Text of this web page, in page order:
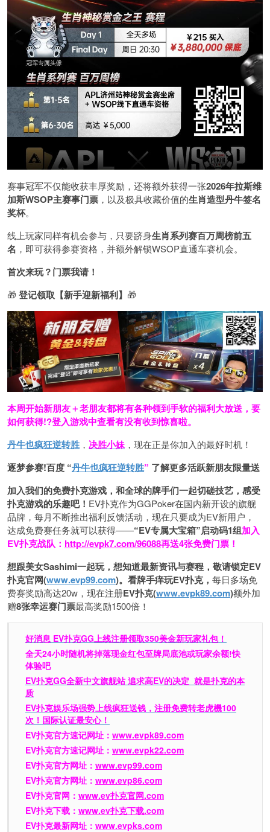
赛事冠军不仅能收获丰厚奖励，还将额外获得一张2026年拉斯维
加斯WSOP主赛事门票 ，以及极具收藏价值的生肖造型丹牛签名
奖杯。
线上玩家同样有机会参与，只要跻身生肖系列赛百万周榜前五
名 ，即可获得参赛资格，并额外解锁WSOP直通车赛机会。
首次来玩？门票我请！
🎁 登记领取【新手迎新福利】 🎁
本周开始新朋友＋老朋友都将有各种领到手软的福利大放送，要
如何获得!?登入游戏中查看有没有收到惊喜啦。
丹牛也疯狂逆转胜 ， 决胜小妹 ，现在正是你加入的最好时机！
逐梦参赛!百度 “丹牛也疯狂逆转胜” 了解更多活跃新朋友限量送
加入我们的免费扑克游戏，和全球的牌手们一起切磋技艺，感受
扑克游戏的乐趣吧！ EV扑克作为GGPoker在国内新开设的旗舰
品牌，每月不断推出福利反馈活动，现在只要成为EV新用户，
达成免费赛任务就可以获得——“EV专属大宝箱”启动码1组加入
EV扑克战队： http://evpk7.com/96088再送4张免费门票！
想跟美女Sashimi一起玩， 想知道最新资讯与赛程， 敬请锁定EV
扑克官网(www.evp99.com)。 看牌手痒玩EV扑克， 每日多场免
费赛奖励高达20w，现在注册EV扑克(www.evpk89.com)额外加
赠8张幸运赛门票最高奖励1500倍！
好消息 EV扑克GG上线注册领取350美金新玩家礼包！
全天24小时随机将掉落现金红包至牌局底池或玩家余额!快
体验吧
EV扑克GG全新中文旗舰站追求高EV的决定 就是扑克的本
质
EV扑克娱乐场强势上线疯狂送钱，注册免费转老虎機100
次！国际认证最安心！
EV扑克官方速记网址： www.evpk89.com
EV扑克官方速记网址： www.evpk22.com
EV扑克官方网址： www.evp99.com
EV扑克官方网址： www.evp86.com
EV扑克官网： www.ev扑克官网.com
EV扑克下载： www.ev扑克下载.com
EV扑克最新网址： www.evpks.com